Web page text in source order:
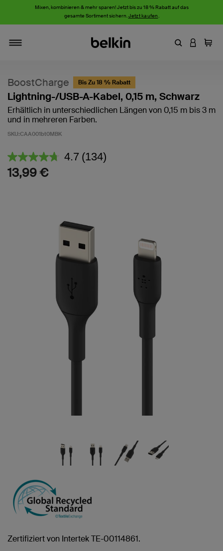
Mixen, kombinieren & mehr sparen! Jetzt bis zu 18 % Rabatt auf das
gesamte Sortiment sichern.Jetzt kaufen.
Stichwort
AN
BoostCharge Bis Zu 18 % Rabatt
Lightning-/USB-A-Kabel, 0,15 m, Schwarz
Erhältlich in unterschiedlichen Längen von 0,15 m bis 3 m
und in mehreren Farben.
SKU:CAA001bt0MBK
3,3 von 5 Kundenrezension
4.7 134
(134)
13,99 €
Zertifiziert von Intertek TE-00114861.